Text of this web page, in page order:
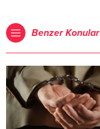
Benzer Konular